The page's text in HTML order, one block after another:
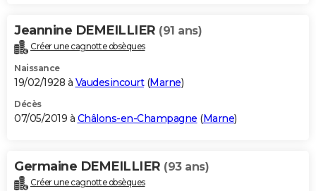
Jeannine DEMEILLIER (91 ans)
Créer une cagnotte obsèques
Naissance
19/02/1928 à Vaudesincourt(Marne)
Décès
07/05/2019 à Châlons-en-Champagne (Marne)
Germaine DEMEILLIER (93 ans)
Créer une cagnotte obsèques